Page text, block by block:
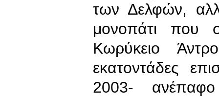
των Δελφών,
μονοπάτι που
Κωρύκειο
εκατοντάδες
2003-